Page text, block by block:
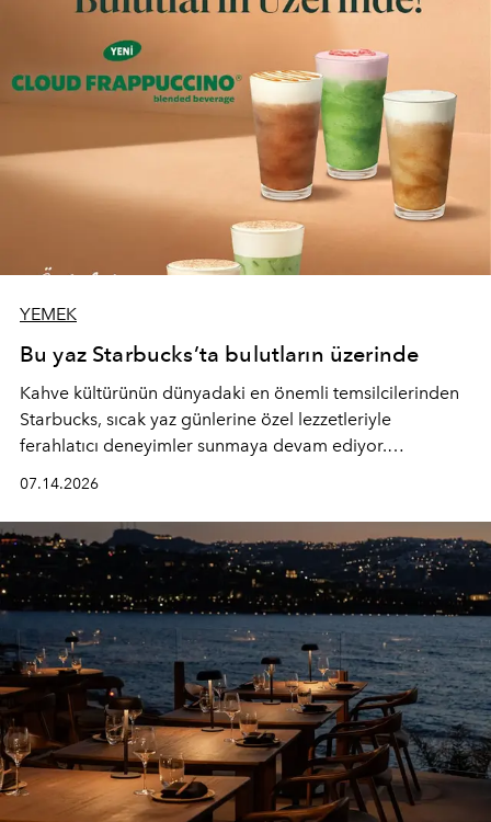
YEMEK
Bu yaz Starbucks’ta bulutların üzerinde
Kahve kültürünün dünyadaki en önemli temsilcilerinden
Starbucks, sıcak yaz günlerine özel lezzetleriyle
ferahlatıcı deneyimler sunmaya devam ediyor.
yepyeni Cloud Frappuccino® Blended Beverage çeşitleri
ve yiyecek alternatifleri yazın keyfine lezzet katıyor.
07.14.2026